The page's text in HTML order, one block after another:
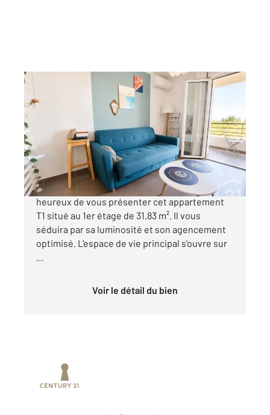
LUCCIANA 202
31,83 m
Appartement F1 à vendre
129 000 €
Votre agence Century 21 Dary Immobilier est
heureux de vous présenter cet appartement
T1 situé au 1er étage de 31,83 m². Il vous
séduira par sa luminosité et son agencement
optimisé. L'espace de vie principal s'ouvre sur
...
Voir le détail du bien